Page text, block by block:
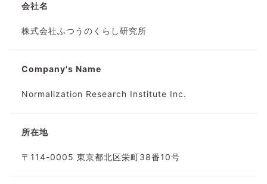
会社名
株式会社ふつうのくらし研究所
Company's Name
Normalization Research Institute Inc.
所在地
〒114-0005 東京都北区栄町38番10号